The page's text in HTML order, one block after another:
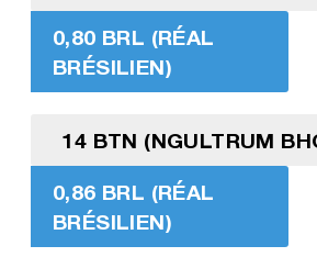
0,80 BRL (RÉAL
BRÉSILIEN)
14 BTN (NGULTRUM
0,86 BRL (RÉAL
BRÉSILIEN)